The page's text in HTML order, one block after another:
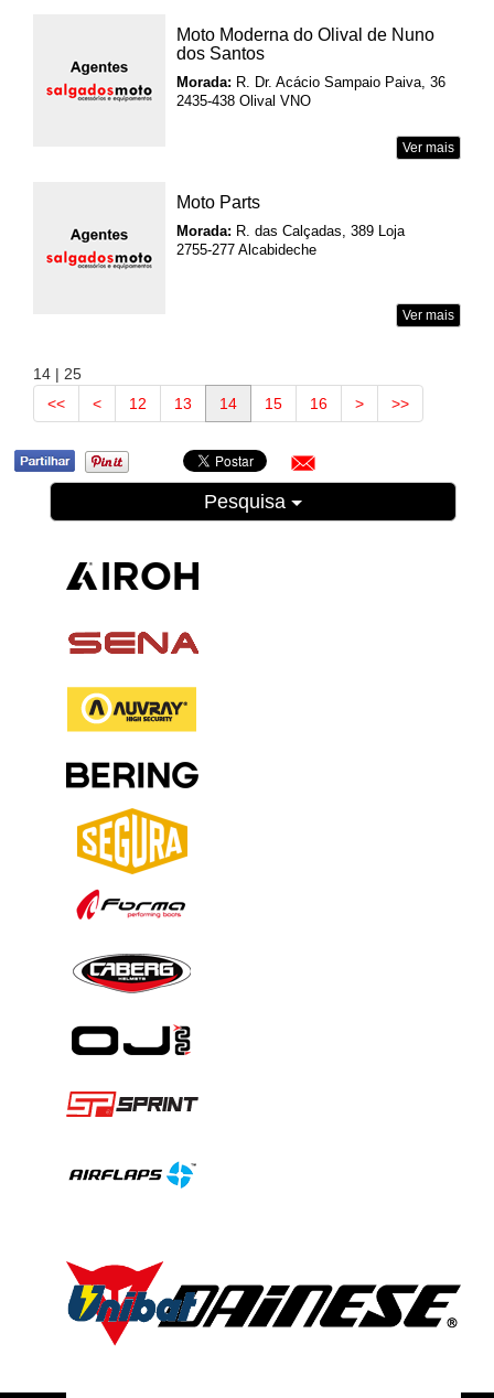
Moto Moderna do Olival de Nuno
dos Santos
Morada: R. Dr. Acácio Sampaio Paiva, 36
2435-438 Olival VNO
Ver mais
Moto Parts
Morada: R. das Calçadas, 389 Loja
2755-277 Alcabideche
Ver mais
14 | 25
<<
< 12 13 14 15 16 > >>
Pesquisa